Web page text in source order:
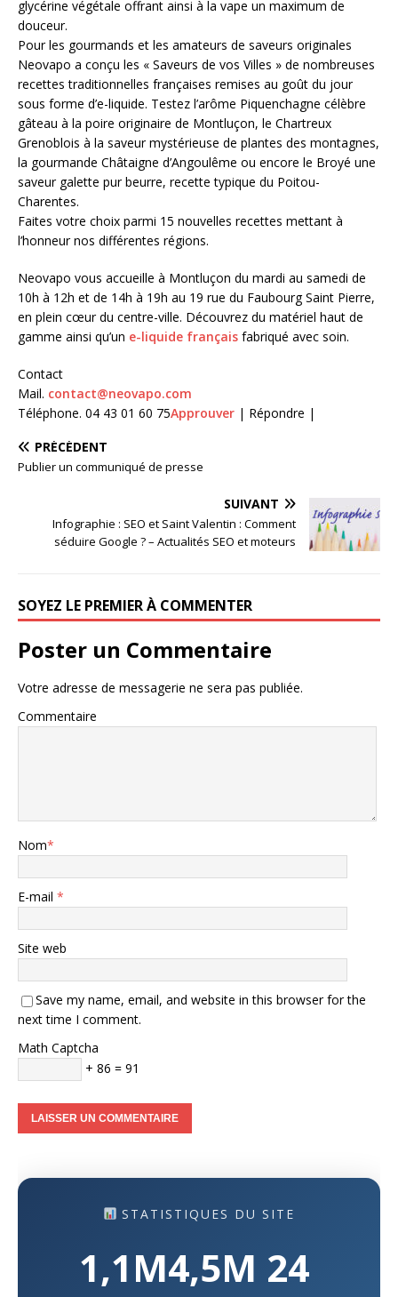
glycérine végétale offrant ainsi à la vape un maximum de
douceur.
Pour les gourmands et les amateurs de saveurs originales
Neovapo a conçu les « Saveurs de vos Villes » de nombreuses
recettes traditionnelles françaises remises au goût du jour
sous forme d’e-liquide. Testez l’arôme Piquenchagne célèbre
gâteau à la poire originaire de Montluçon, le Chartreux
Grenoblois à la saveur mystérieuse de plantes des montagnes,
la gourmande Châtaigne d’Angoulême ou encore le Broyé une
saveur galette pur beurre, recette typique du Poitou-
Charentes.
Faites votre choix parmi 15 nouvelles recettes mettant à
l’honneur nos différentes régions.
Neovapo vous accueille à Montluçon du mardi au samedi de
10h à 12h et de 14h à 19h au 19 rue du Faubourg Saint Pierre,
en plein cœur du centre-ville. Découvrez du matériel haut de
gamme ainsi qu’un e-liquide français fabriqué avec soin.
Contact
Mail. contact@neovapo.com
Téléphone. 04 43 01 60 75Approuver | Répondre |
PRÉCÉDENT
Publier un communiqué de presse
SUIVANT
Infographie : SEO et Saint Valentin : Comment
séduire Google ? – Actualités SEO et moteurs
SOYEZ LE PREMIER À COMMENTER
Poster un Commentaire
Votre adresse de messagerie ne sera pas publiée.
Commentaire
Nom*
E-mail *
Site web
Save my name, email, and website in this browser for the
next time I comment.
Math Captcha
+ 86 = 91
STATISTIQUES DU SITE
1,1M4,5M 24